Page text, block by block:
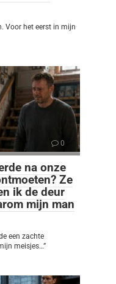
Voor het eerst in mijn
0
na onze
Ze
ik de deur
mijn man
een zachte
meisjes…”